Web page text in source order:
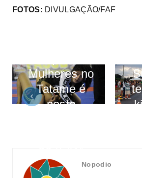
FOTOS: DIVULGAÇÃO/FAF
Mulheres no
Tatame é
neste
Nopodio